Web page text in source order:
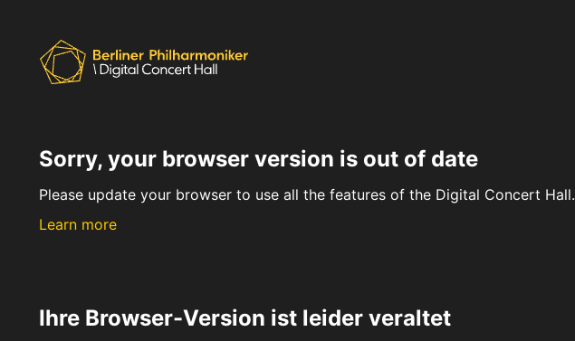
Sorry, your browser version is out of date
Please update your browser to use all the features of the Digital Concert Hall.
Learn more
Ihre Browser-Version ist leider veraltet